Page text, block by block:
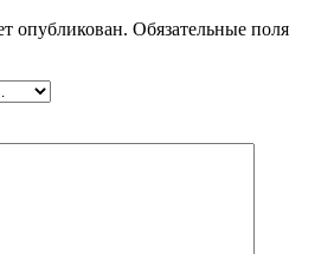
опубликован. Обязательные поля